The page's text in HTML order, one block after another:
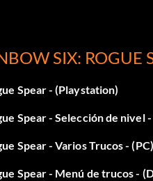
SIX: ROGUE
Spear - (Playstation)
Spear - Selección de nivel -
Spear - Varios Trucos - (PC)
Spear - Menú de trucos -